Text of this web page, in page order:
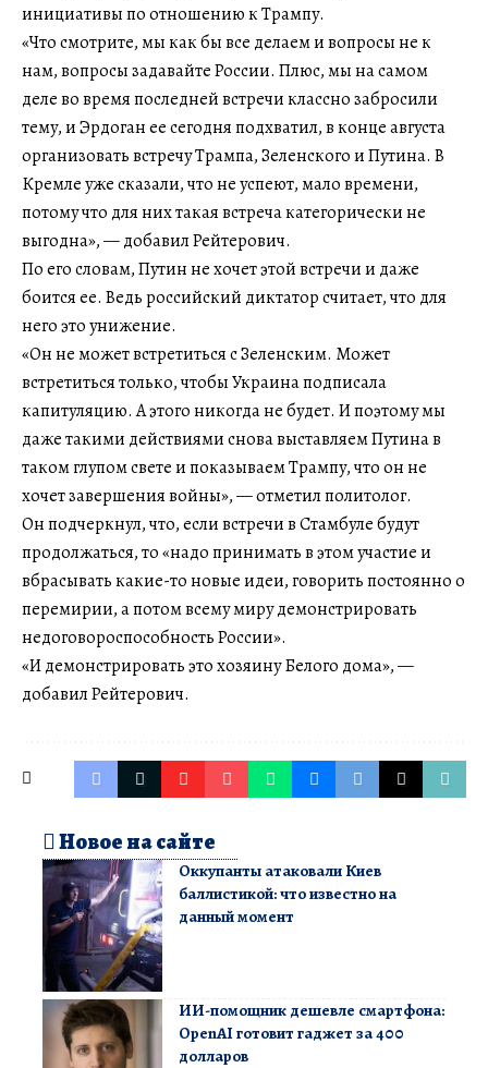
инициативы по отношению к Трампу.
«Что смотрите, мы как бы все делаем и вопросы не к
нам, вопросы задавайте России. Плюс, мы на самом
деле во время последней встречи классно забросили
тему, и Эрдоган ее сегодня подхватил, в конце августа
организовать встречу Трампа, Зеленского и Путина. В
Кремле уже сказали, что не успеют, мало времени,
потому что для них такая встреча категорически не
выгодна», — добавил Рейтерович.
По его словам, Путин не хочет этой встречи и даже
боится ее. Ведь российский диктатор считает, что для
него это унижение.
«Он не может встретиться с Зеленским. Может
встретиться только, чтобы Украина подписала
капитуляцию. А этого никогда не будет. И поэтому мы
даже такими действиями снова выставляем Путина в
таком глупом свете и показываем Трампу, что он не
хочет завершения войны», — отметил политолог.
Он подчеркнул, что, если встречи в Стамбуле будут
продолжаться, то «надо принимать в этом участие и
вбрасывать какие-то новые идеи, говорить постоянно о
перемирии, а потом всему миру демонстрировать
недоговороспособность России».
«И демонстрировать это хозяину Белого дома», —
добавил Рейтерович.
Новое на сайте
Оккупанты атаковали Киев
баллистикой: что известно на
данный момент
ИИ-помощник дешевле смартфона:
OpenAI готовит гаджет за 400
долларов